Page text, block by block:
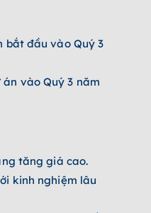
bắt đầu vào Quý 3
vào Quý 3 năm
tăng giá cao.
kinh nghiệm lâu